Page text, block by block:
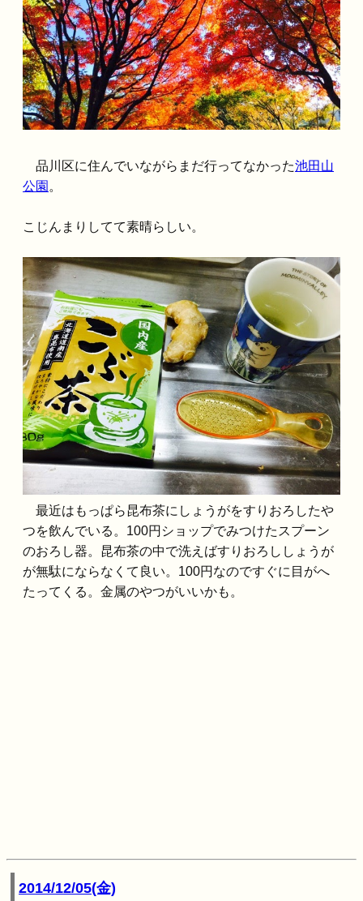
品川区に住んでいながらまだ行ってなかった池田山
公園 。
こじんまりしてて素晴らしい。
最近はもっぱら昆布茶にしょうがをすりおろしたや
つを飲んでいる。100円ショップでみつけたスプーン
のおろし器。昆布茶の中で洗えばすりおろししょうが
が無駄にならなくて良い。100円なのですぐに目がへ
たってくる。金属のやつがいいかも。
2014/12/05(金)